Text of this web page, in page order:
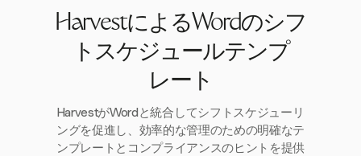
HarvestによるWordのシフ
トスケジュールテンプ
レート
HarvestがWordと統合してシフトスケジューリ
ングを促進し、効率的な管理のための明確なテ
ンプレートとコンプライアンスのヒントを提供